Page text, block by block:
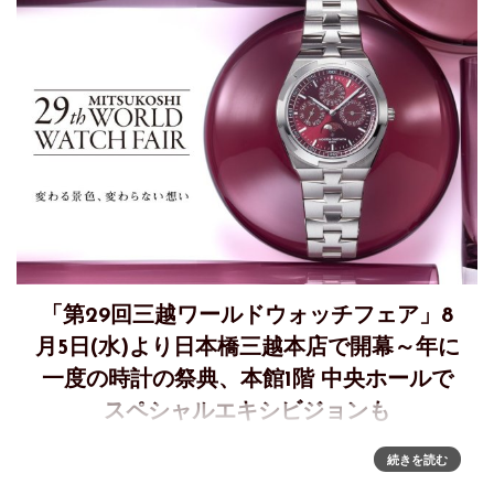
「第29回三越ワールドウォッチフェア」8
月5日(水)より日本橋三越本店で開幕～年に
一度の時計の祭典、本館1階 中央ホールで
スペシャルエキシビジョンも
年に一度の時計の祭典、「第29回三越ワールドウォッチフェ
ア」8月5日(水)より日本橋三越本店で開幕～本館1階 中央ホー
続きを読む